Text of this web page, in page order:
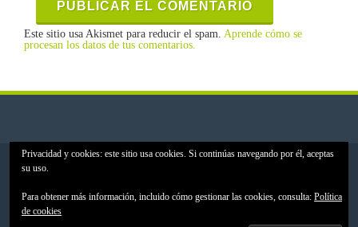
Este sitio usa Akismet para reducir el spam. Aprende cómo se
procesan los datos de tus comentarios.
Privacidad y cookies: este sitio usa cookies. Si continúas navegando por él, aceptas
su uso.
Para obtener más información, incluido cómo gestionar las cookies, consulta: Política
de cookies
MCDEMY - Your Minecraft Academy © 2017. Todos los derechos
MCDEMY NO ES UN PRODUCTO OFICIAL DE MINECRAFT. NO
ESTÁ APROBADO POR MOJANG NI ASOCIADO CON ÉL